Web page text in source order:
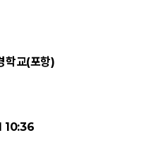
학교(포항)
10:36